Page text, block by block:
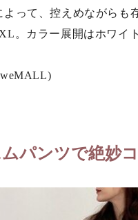
って、控えめながらも
。カラー展開はホワイ
パンツで絶妙